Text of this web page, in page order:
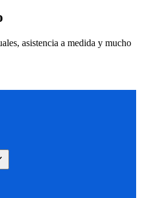
asistencia a medida y mucho